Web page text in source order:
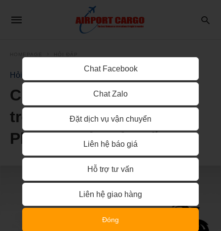
Hỏi Đáp
Chuyển hàng khẩn cấp
trong ngày tại tpHCM –
Phương tiện nào tối ưu?
Chat Facebook
Chat Zalo
Đặt dịch vụ vận chuyển
Liên hệ báo giá
Hỗ trợ tư vấn
Liên hệ giao hàng
Đóng